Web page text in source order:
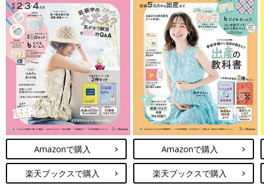
Amazonで購入
楽天ブックスで購入
Amazonで購入
楽天ブックスで購入